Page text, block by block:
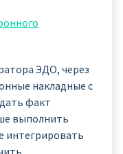
ЭДО, через
накладные с
факт
выполнить
интегрировать